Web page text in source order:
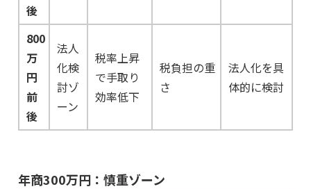
後
800
万
円
前
後
法人
化検
討ゾ
ーン
税率上昇
で手取り
効率低下
税負担の重
さ
法人化を具
体的に検討
年商300万円：慎重ゾーン